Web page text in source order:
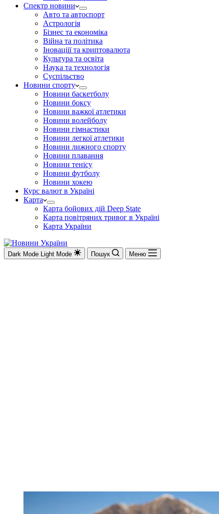
Спектр новини
Авто та автоспорт
Астрологія
Бізнес та економіка
Війна та політика
Іноваціії та криптовалюта
Культура та освіта
Наука та технологія
Суспільство
Новини спорту
Новини баскетболу
Новини боксу
Новини важкої атлетики
Новини волейболу
Новини гімнастики
Новини легкої атлетики
Новини лижного спорту
Новини плавання
Новини тенісу
Новини футболу
Новини хокею
Курс валют в Україні
Карта
Карта бойових дій Deep State
Карта повітряних тривог в Україні
Карта України
Dark Mode Light Mode Пошук Меню